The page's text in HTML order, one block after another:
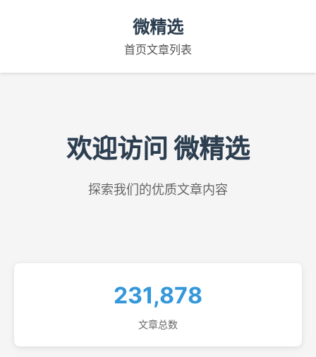
微精选
首页文章列表
欢迎访问 微精选
探索我们的优质文章内容
231,878
文章总数